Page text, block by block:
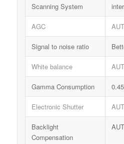
Scanning System
AGC
Signal to noise ratio
White balance
Gamma Consumption 0.45
Electronic Shutter
Backlight
Compensation